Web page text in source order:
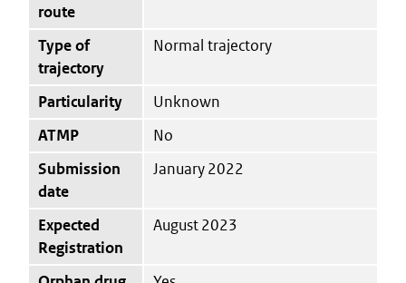
route
Type of
trajectory
Normal trajectory
Particularity
Unknown
ATMP
No
Submission
date
January 2022
Expected
Registration
August 2023